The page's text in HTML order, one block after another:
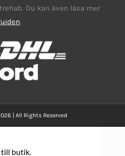
Du kan även läsa mer
.
| All Rights Reserved
till butik.